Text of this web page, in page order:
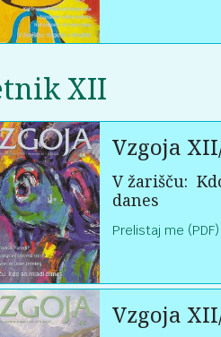
XII
Vzgoja
V žarišču:
danes
Prelistaj me (PDF)
Vzgoja